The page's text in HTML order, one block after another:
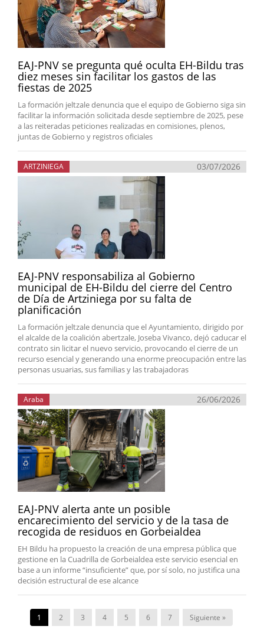
EAJ-PNV se pregunta qué oculta EH-Bildu tras
diez meses sin facilitar los gastos de las
fiestas de 2025
La formación jeltzale denuncia que el equipo de Gobierno siga sin
facilitar la información solicitada desde septiembre de 2025, pese
a las reiteradas peticiones realizadas en comisiones, plenos,
juntas de Gobierno y registros oficiales
ARTZINIEGA 03/07/2026
EAJ-PNV responsabiliza al Gobierno
municipal de EH-Bildu del cierre del Centro
de Día de Artziniega por su falta de
planificación
La formación jeltzale denuncia que el Ayuntamiento, dirigido por
el alcalde de la coalición abertzale, Joseba Vivanco, dejó caducar el
contrato sin licitar el nuevo servicio, provocando el cierre de un
recurso esencial y generando una enorme preocupación entre las
personas usuarias, sus familias y las trabajadoras
Araba 26/06/2026
EAJ-PNV alerta ante un posible
encarecimiento del servicio y de la tasa de
recogida de residuos en Gorbeialdea
EH Bildu ha propuesto la creación de una empresa pública que
gestione en la Cuadrilla de Gorbeialdea este servicio esencial en
base a un informe “insuficiente” que, por sí solo, no justifica una
decisión estructural de ese alcance
1 2 3 4 5 6 7 Siguiente »